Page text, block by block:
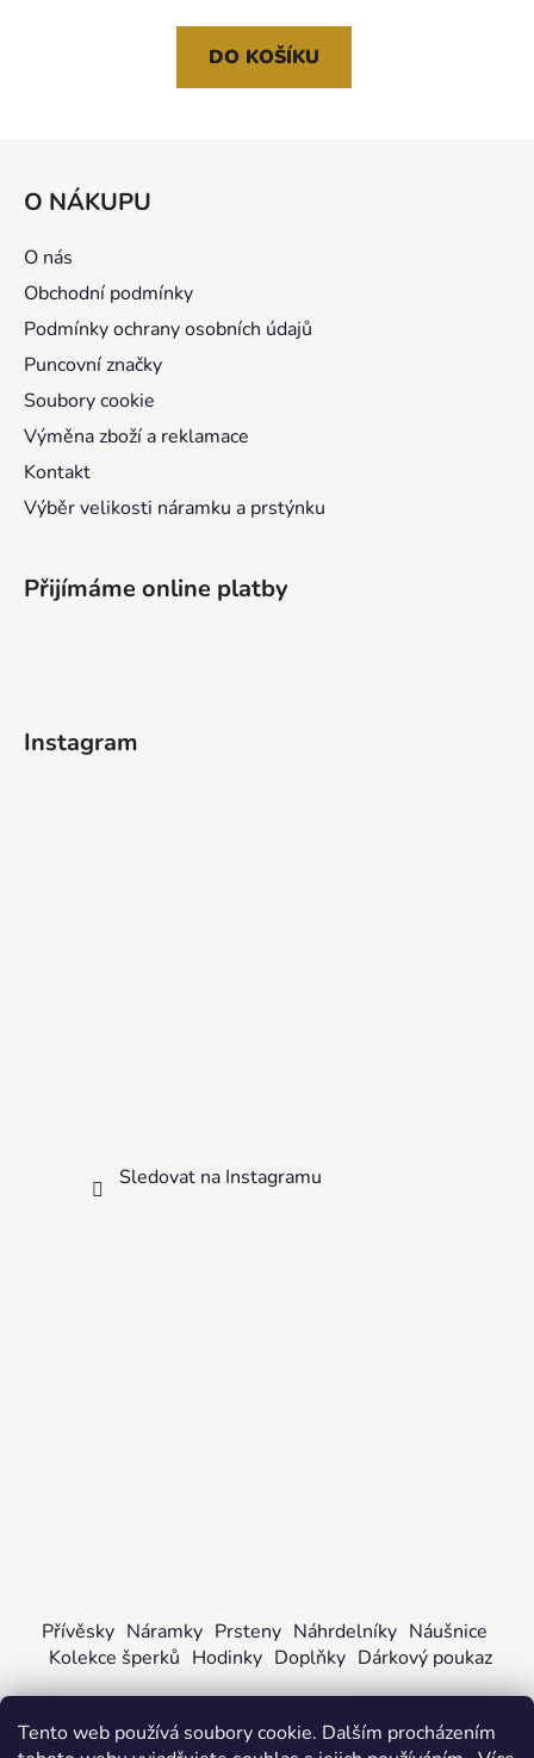
Tento web používá soubory cookie. Dalším procházením
DO KOŠÍKU
O NÁKUPU
O nás
Obchodní podmínky
Podmínky ochrany osobních údajů
Puncovní značky
Soubory cookie
Výměna zboží a reklamace
Kontakt
Výběr velikosti náramku a prstýnku
Přijímáme online platby
Instagram
Sledovat na Instagramu
Přívěsky Náramky Prsteny Náhrdelníky Náušnice
Kolekce šperků Hodinky Doplňky Dárkový poukaz